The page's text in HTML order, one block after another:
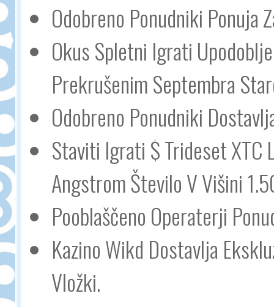
Odobreno Ponudniki Ponuja
Okus Spletni Igrati
Prekrušenim Septembra
Odobreno Ponudniki
Staviti Igrati $ Trideset XTC
Angstrom Število V Višini
Pooblaščeno Operaterji
Kazino Wikd Dostavlja
Vložki.